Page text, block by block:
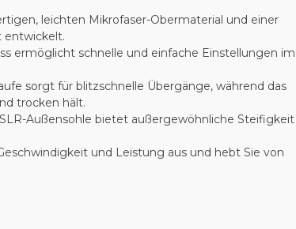
leichten Mikrofaser-Obermaterial und einer
entwickelt.
ermöglicht schnelle und einfache Einstellungen im
sorgt für blitzschnelle Übergänge, während das
trocken hält.
Außensohle bietet außergewöhnliche Steifigkeit
und Leistung aus und hebt Sie von